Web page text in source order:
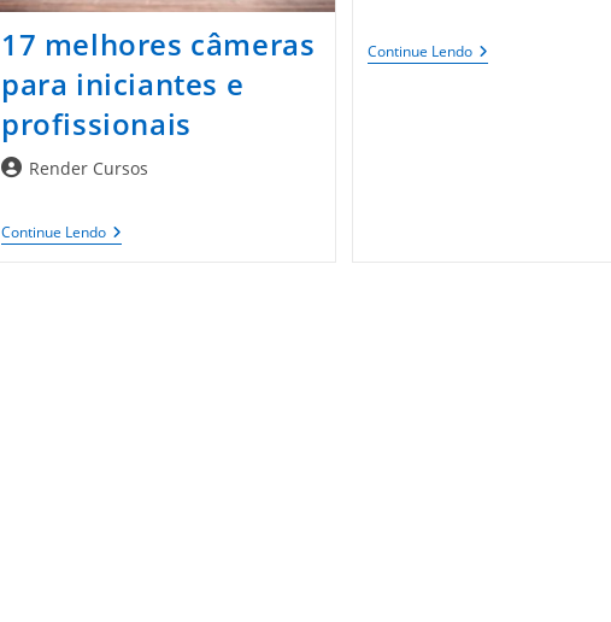
17 melhores câmeras
para iniciantes e
profissionais
AutorRender Cursos
Continue Lendo17
Melhores
Continue LendoNovos
Lançamentos